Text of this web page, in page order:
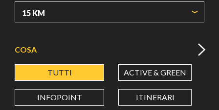
LATITUDINE
COSA
TUTTI ACTIVE & GREEN
INFOPOINT ITINERARI